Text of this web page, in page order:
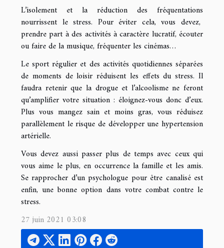
L’isolement et la réduction des fréquentations
nourrissent le stress. Pour éviter cela, vous devez,
prendre part à des activités à caractère lucratif, écouter
ou faire de la musique, fréquenter les cinémas…
Le sport régulier et des activités quotidiennes séparées
de moments de loisir réduisent les effets du stress. Il
faudra retenir que la drogue et l’alcoolisme ne feront
qu’amplifier votre situation : éloignez-vous donc d’eux.
Plus vous mangez sain et moins gras, vous réduisez
parallèlement le risque de développer une hypertension
artérielle.
Vous devez aussi passer plus de temps avec ceux qui
vous aime le plus, en occurrence la famille et les amis.
Se rapprocher d’un psychologue pour être canalisé est
enfin, une bonne option dans votre combat contre le
stress.
27 juin 2021 03:08